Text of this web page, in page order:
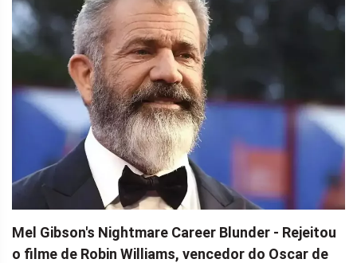
Mel Gibson's Nightmare Career Blunder - Rejeitou
o filme de Robin Williams, vencedor do Oscar de